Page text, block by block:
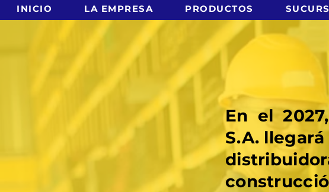
INICIO LA EMPRESA PRODUCTOS
En el
S.A.